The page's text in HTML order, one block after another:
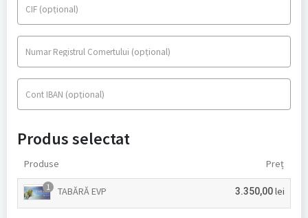
CIF (opțional)
Numar Registrul Comertului (opțional)
Cont IBAN (opțional)
Produs selectat
Produse Preț
1 TABĂRĂ EVP 3.350,00lei